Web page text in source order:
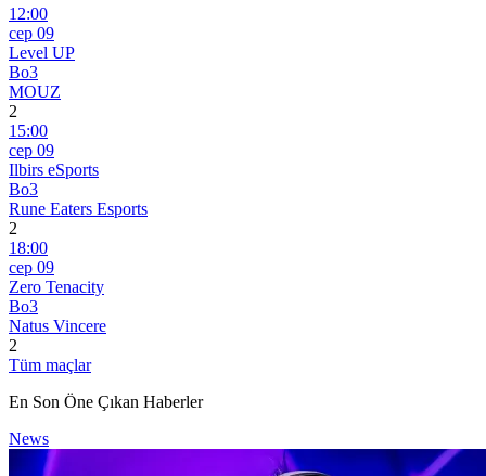
12:00
сер 09
Level UP
Bo3
MOUZ
2
15:00
сер 09
Ilbirs eSports
Bo3
Rune Eaters Esports
2
18:00
сер 09
Zero Tenacity
Bo3
Natus Vincere
2
Tüm maçlar
En Son Öne Çıkan Haberler
News